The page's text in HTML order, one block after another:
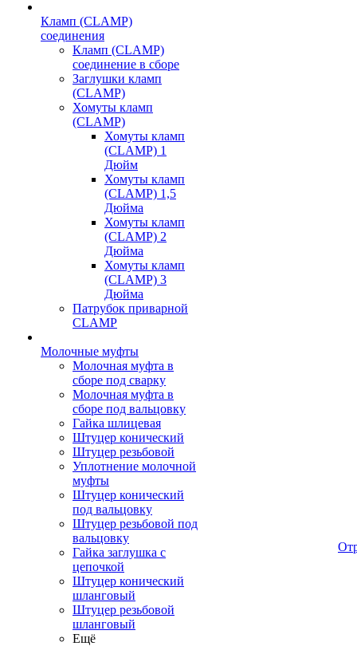
Кламп (CLAMP)
соединения
Кламп (CLAMP)
соединение в сборе
Заглушки кламп
(CLAMP)
Хомуты кламп
(CLAMP)
Хомуты кламп
(CLAMP) 1
Дюйм
Хомуты кламп
(CLAMP) 1,5
Дюйма
Хомуты кламп
(CLAMP) 2
Дюйма
Хомуты кламп
(CLAMP) 3
Дюйма
Патрубок приварной
CLAMP
Молочные муфты
Молочная муфта в
сборе под сварку
Молочная муфта в
сборе под вальцовку
Гайка шлицевая
Штуцер конический
Штуцер резьбовой
Уплотнение молочной
муфты
Штуцер конический
под вальцовку
Штуцер резьбовой под
вальцовку
Гайка заглушка с
цепочкой
Штуцер конический
шланговый
Штуцер резьбовой
шланговый
Ещё